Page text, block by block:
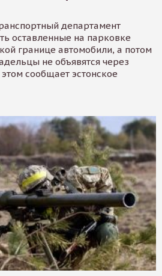
департамент
оставленные на парковке
границе автомобили, а потом
не объявятся через
сообщает эстонское